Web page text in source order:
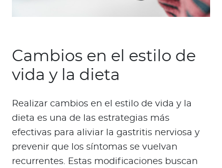
Cambios en el estilo de
vida y la dieta
Realizar cambios en el estilo de vida y la
dieta es una de las estrategias más
efectivas para aliviar la gastritis nerviosa y
prevenir que los síntomas se vuelvan
recurrentes. Estas modificaciones buscan